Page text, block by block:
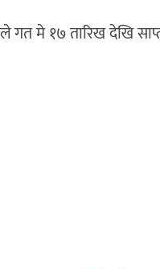
गत मे १७ तारिख देखि